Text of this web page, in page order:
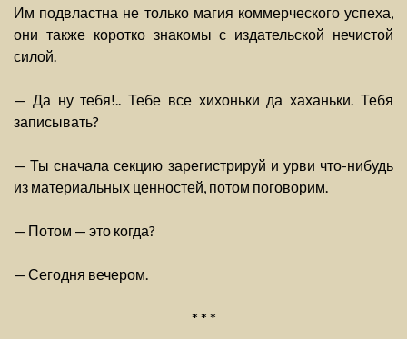
Им подвластна не только магия коммерческого успеха,
они также коротко знакомы с издательской нечистой
силой.
— Да ну тебя!.. Тебе все хихоньки да хаханьки. Тебя
записывать?
— Ты сначала секцию зарегистрируй и урви что-нибудь
из материальных ценностей, потом поговорим.
— Потом — это когда?
— Сегодня вечером.
* * *